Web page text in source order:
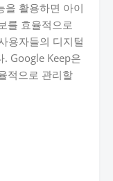
을 활용하면 아이
를 효율적으로
용자들의 디지털
. Google Keep은
적으로 관리할